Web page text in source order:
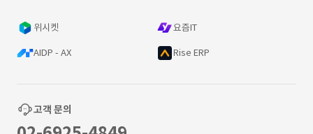
위시켓 요즘IT
AIDP - AX Rise ERP
고객 문의